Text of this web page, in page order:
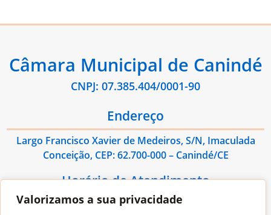
Valorizamos a sua privacidade
Câmara Municipal de Canindé
CNPJ: 07.385.404/0001-90
Endereço
Largo Francisco Xavier de Medeiros, S/N, Imaculada
Conceição, CEP: 62.700-000 – Canindé/CE
Horário de Atendimento
De Segunda à Sexta das 08:00hs às 13:00hs